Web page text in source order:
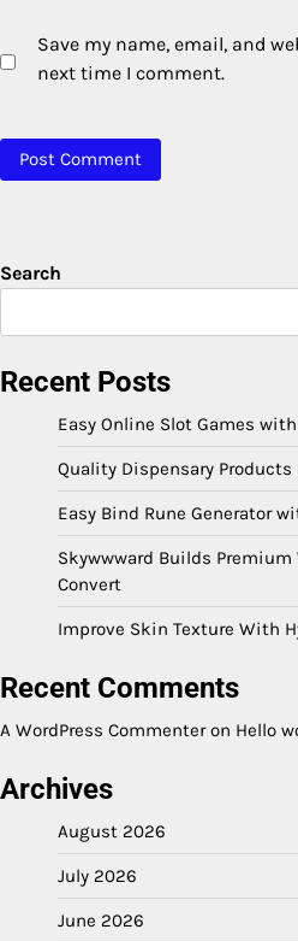
Save my name, email, and
next time I comment.
Search
Recent Posts
Easy Online Slot Games
Quality Dispensary
Easy Bind Rune Generator
Skywwward Builds
Convert
Improve Skin Texture With
Recent Comments
A WordPress Commenteron Hello
Archives
August 2026
July 2026
June 2026